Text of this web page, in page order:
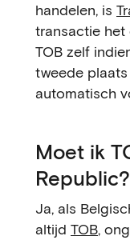
handelen, is
transactie het
TOB zelf
tweede
automatisch
Moet ik
Republic?
Ja, als
altijd TOB,